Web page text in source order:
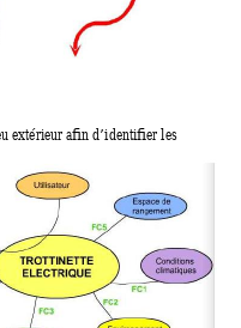
extérieur afin d’identifier les